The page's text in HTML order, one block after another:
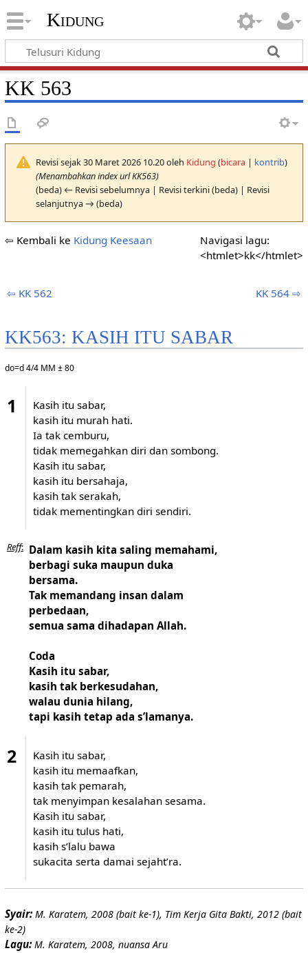
Kidung
KK 563
Revisi sejak 30 Maret 2026 10.20 oleh Kidung (bicara| kontrib)
(Menambahkan index url KK563)
(beda) ← Revisi sebelumnya | Revisi terkini (beda) | Revisi
selanjutnya → (beda)
Navigasi lagu:
<htmlet>kk</htmlet>
⇦ Kembali ke Kidung Keesaan
⇦ KK 562 KK 564 ⇨
KK563: KASIH ITU SABAR
do=d 4/4 MM ± 80
1
Kasih itu sabar,
kasih itu murah hati.
Ia tak cemburu,
tidak memegahkan diri dan sombong.
Kasih itu sabar,
kasih itu bersahaja,
kasih tak serakah,
tidak mementingkan diri sendiri.
Reff: Dalam kasih kita saling memahami,
berbagi suka maupun duka
bersama.
Tak memandang insan dalam
perbedaan,
semua sama dihadapan Allah.
Coda
Kasih itu sabar,
kasih tak berkesudahan,
walau dunia hilang,
tapi kasih tetap ada s’lamanya.
2
Kasih itu sabar,
kasih itu memaafkan,
kasih tak pemarah,
tak menyimpan kesalahan sesama.
Kasih itu sabar,
kasih itu tulus hati,
kasih s’lalu bawa
sukacita serta damai sejaht’ra.
Syair: M. Karatem, 2008 (bait ke-1), Tim Kerja Gita Bakti, 2012 (bait
ke-2)
Lagu: M. Karatem, 2008, nuansa Aru